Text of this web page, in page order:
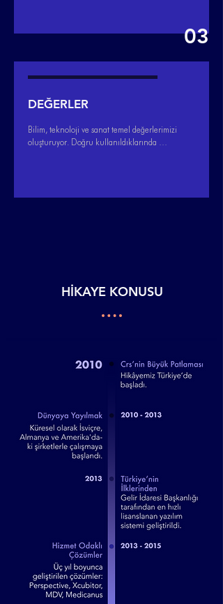
DEĞERLER
Bilim, teknoloji ve sanat temel değerlerimizi
oluşturuyor. Doğru kullanıldıklarında
03
HİKAYE KONUSU